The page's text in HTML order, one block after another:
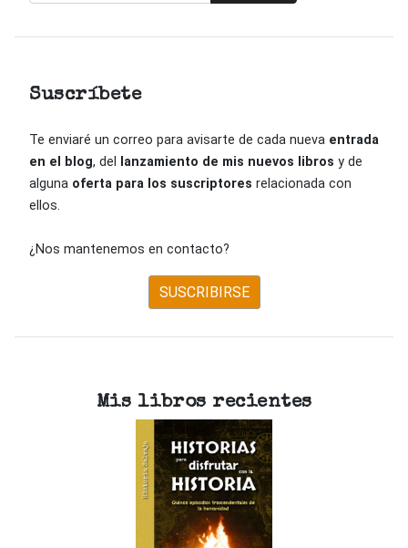
Suscríbete
Te enviaré un correo para avisarte de cada nueva entrada
en el blog, del lanzamiento de mis nuevos libros y de
alguna oferta para los suscriptores relacionada con
ellos.
¿Nos mantenemos en contacto?
SUSCRIBIRSE
Mis libros recientes